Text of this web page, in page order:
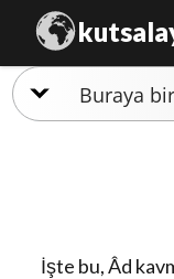
İslamiyet
İşte bu, Âd